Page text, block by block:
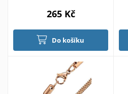
265 Kč
Do košíku